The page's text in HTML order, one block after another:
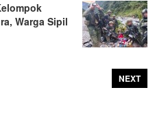
Warga Sipil
NEXT